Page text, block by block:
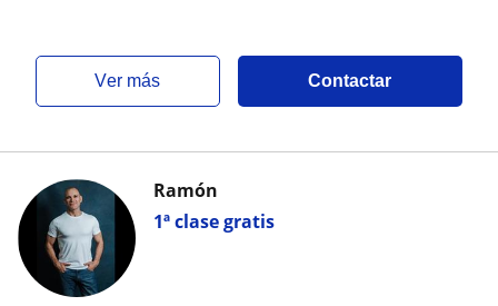
ver más Contactar
1ª clase gratis
Ramón